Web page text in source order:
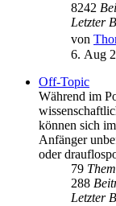
8242
Letzter
von
6. Aug
Off-Topic
Während im
können sich
Anfänger
oder
79
288
Letzter